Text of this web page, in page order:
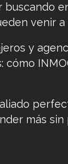
buscando
venir a
y
cómo
más